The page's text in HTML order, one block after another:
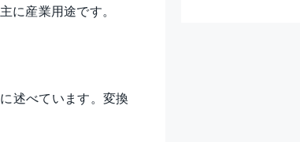
に産業用途です。
述べています。変換